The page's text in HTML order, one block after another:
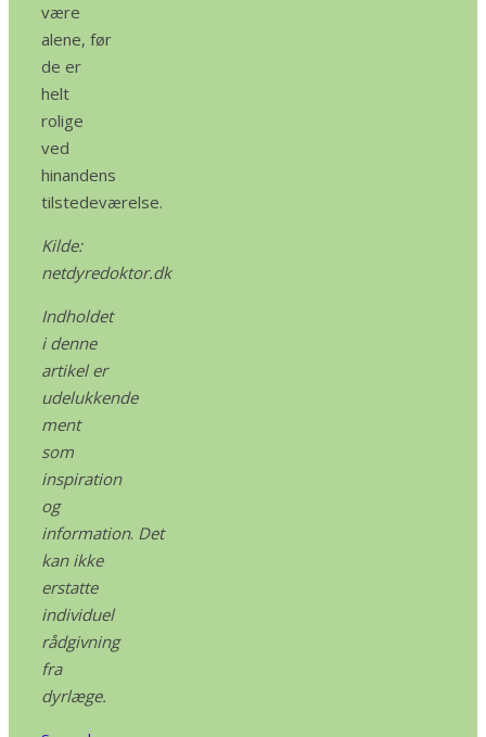
være
alene, før
de er
helt
rolige
ved
hinandens
tilstedeværelse.
Kilde:
netdyredoktor.dk
Indholdet
i denne
artikel er
udelukkende
ment
som
inspiration
og
information. Det
kan ikke
erstatte
individuel
rådgivning
fra
dyrlæge.